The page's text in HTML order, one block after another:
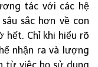
tác với các hệ
sắc hơn về con
Chỉ khi hiểu rõ
nhận ra và lượng